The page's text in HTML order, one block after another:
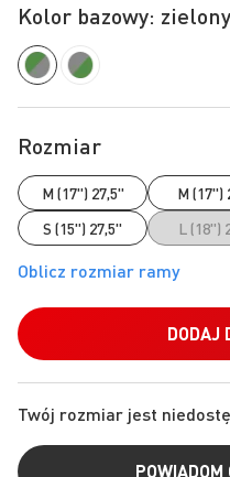
Kolor bazowy:
Rozmiar
M (17") 27,5" M (17")
S (15") 27,5"
L (18")
DODAJ
Twój rozmiar jest
POWIADOM